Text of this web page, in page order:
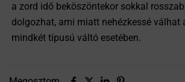
a zord idő beköszöntekor sokkal
dolgozhat, ami miatt nehézkessé válhat
mindkét típusú váltó esetében.